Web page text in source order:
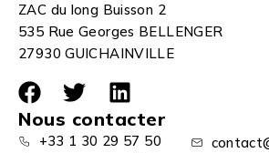
ZAC du long Buisson 2
535 Rue Georges BELLENGER
27930 GUICHAINVILLE
Nous contacter
+33 1 30 29 57 50